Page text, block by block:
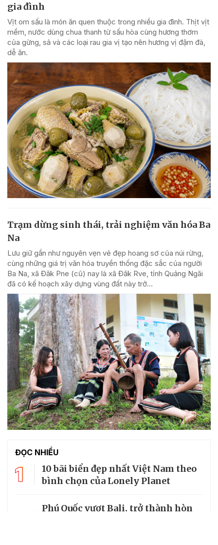
gia đình
Vịt om sấu là món ăn quen thuộc trong nhiều gia đình. Thịt vịt
mềm, nước dùng chua thanh từ sấu hòa cùng hương thơm
của gừng, sả và các loại rau gia vị tạo nên hương vị đậm đà,
dễ ăn.
Trạm dừng sinh thái, trải nghiệm văn hóa Ba
Na
Lưu giữ gần như nguyên vẹn vẻ đẹp hoang sơ của núi rừng,
cùng những giá trị văn hóa truyền thống đặc sắc của người
Ba Na, xã Đăk Pne (cũ) nay là xã Đăk Rve, tỉnh Quảng Ngãi
đã có kế hoạch xây dựng vùng đất này trở...
ĐỌC NHIỀU
1
10 bãi biển đẹp nhất Việt Nam theo
bình chọn của Lonely Planet
Phú Quốc vượt Bali, trở thành hòn